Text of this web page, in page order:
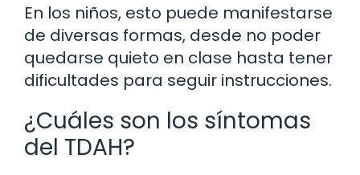
En los niños, esto puede manifestarse
de diversas formas, desde no poder
quedarse quieto en clase hasta tener
dificultades para seguir instrucciones.
¿Cuáles son los síntomas
del TDAH?